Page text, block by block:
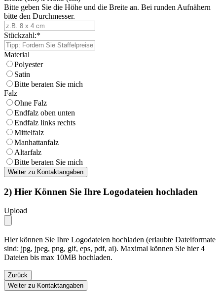
Bitte geben Sie die Höhe und die Breite an. Bei runden Aufnähern
bitte den Durchmesser.
Stückzahl:*
Material
Polyester
Satin
Bitte beraten Sie mich
Falz
Ohne Falz
Endfalz oben unten
Endfalz links rechts
Mittelfalz
Manhattanfalz
Altarfalz
Bitte beraten Sie mich
Weiter zu Kontaktangaben
2) Hier Können Sie Ihre Logodateien hochladen
Upload
Hier können Sie Ihre Logodateien hochladen (erlaubte Dateiformate
sind: jpg, jpeg, png, gif, eps, pdf, ai). Maximal können Sie hier 4
Dateien bis max 10MB hochladen.
Zurück
Weiter zu Kontaktangaben